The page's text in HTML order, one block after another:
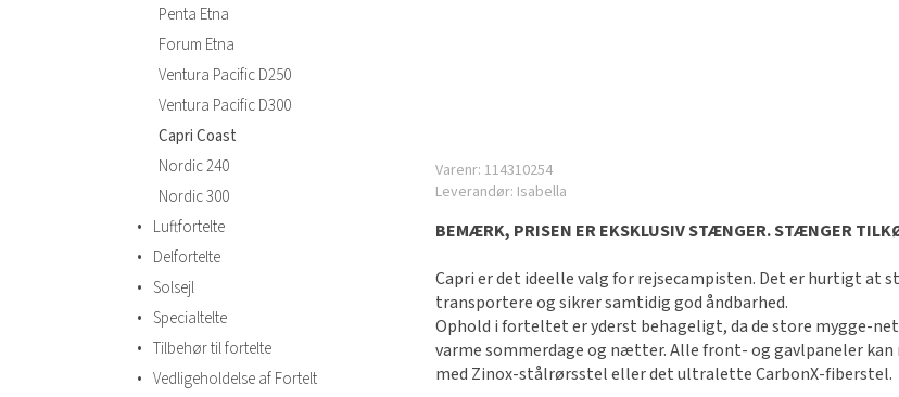
Penta Etna
Forum Etna
Ventura Pacific D250
Ventura Pacific D300
Capri Coast
Nordic 240
Nordic 300
• Luftfortelte
• Delfortelte
• Solsejl
• Specialtelte
• Tilbehør til fortelte
• Vedligeholdelse af Fortelt
Varenr: 114310254
Leverandør: Isabella
BEMÆRK, PRISEN ER EKSKLUSIV STÆNGER. STÆNGER
Capri er det ideelle valg for rejsecampisten. Det er hurtigt
transportere og sikrer samtidig god åndbarhed.
Ophold i forteltet er yderst behageligt, da de store mygge-
varme sommerdage og nætter. Alle front- og gavlpaneler
med Zinox-stålrørsstel eller det ultralette CarbonX-fiberstel.